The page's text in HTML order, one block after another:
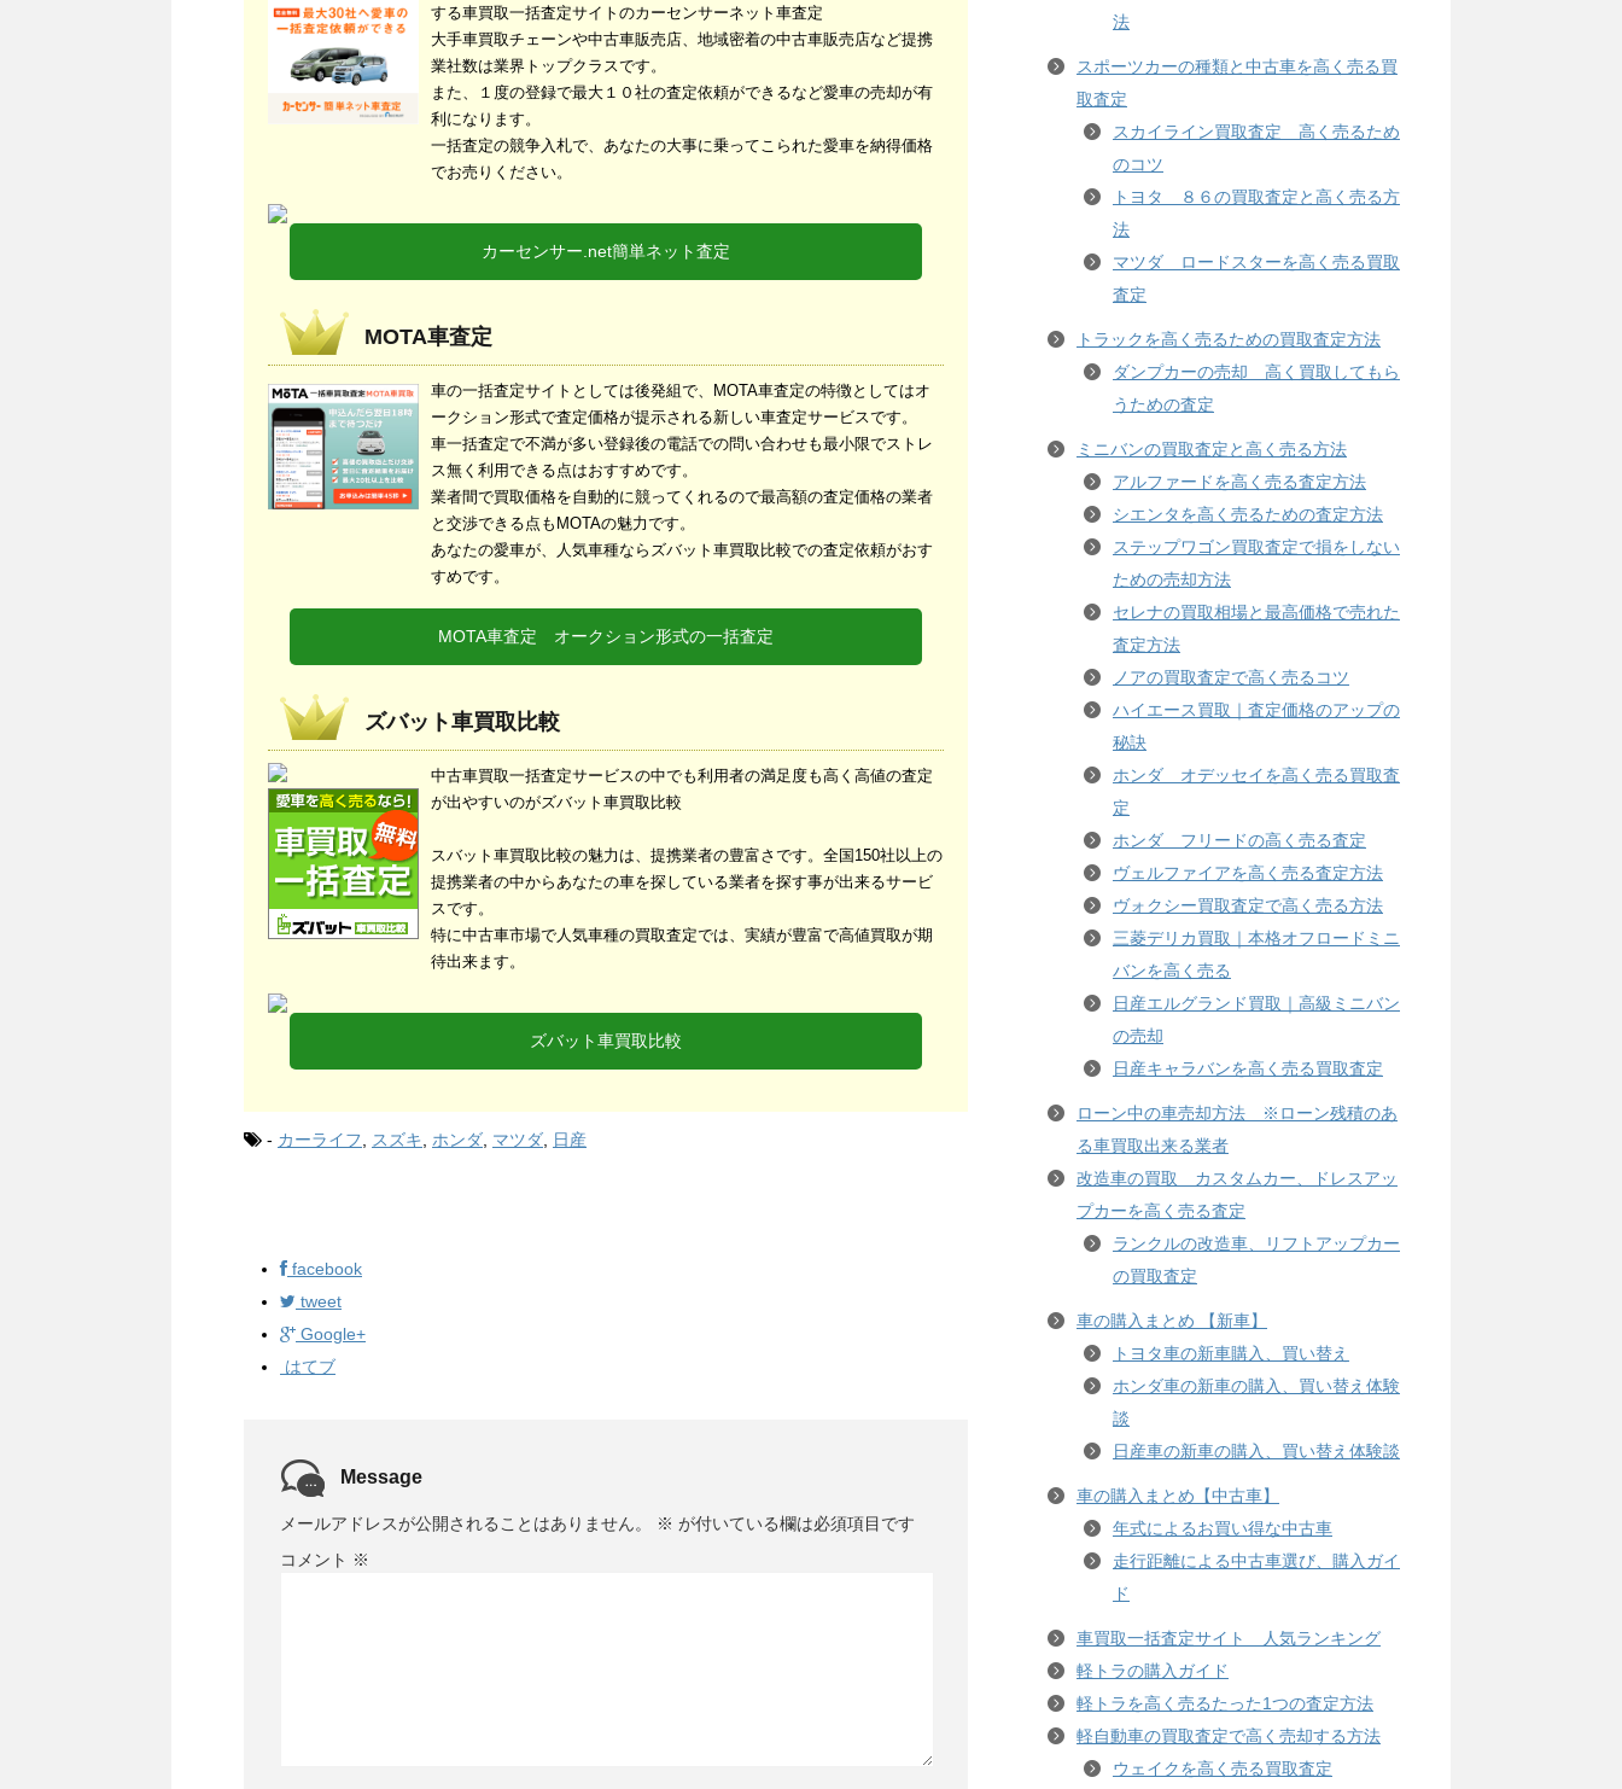
する車買取一括査定サイトのカーセンサーネット車査定
大手車買取チェーンや中古車販売店、地域密着の中古車販売店など提携
業社数は業界トップクラスです。
また、１度の登録で最大１０社の査定依頼ができるなど愛車の売却が有
利になります。
一括査定の競争入札で、あなたの大事に乗ってこられた愛車を納得価格
でお売りください。
カーセンサー.net簡単ネット査定
MOTA車査定
車の一括査定サイトとしては後発組で、MOTA車査定の特徴としてはオ
ークション形式で査定価格が提示される新しい車査定サービスです。
車一括査定で不満が多い登録後の電話での問い合わせも最小限でストレ
ス無く利用できる点はおすすめです。
業者間で買取価格を自動的に競ってくれるので最高額の査定価格の業者
と交渉できる点もMOTAの魅力です。
あなたの愛車が、人気車種ならズバット車買取比較での査定依頼がおす
すめです。
MOTA車査定 オークション形式の一括査定
ズバット車買取比較
中古車買取一括査定サービスの中でも利用者の満足度も高く高値の査定
が出やすいのがズバット車買取比較
スバット車買取比較の魅力は、提携業者の豊富さです。全国150社以上の
提携業者の中からあなたの車を探している業者を探す事が出来るサービ
スです。
特に中古車市場で人気車種の買取査定では、実績が豊富で高値買取が期
待出来ます。
ズバット車買取比較
- カーライフ スズキ ホンダ マツダ 日産
facebook
tweet
Google+
はてブ
Message
メールアドレスが公開されることはありません。 ※ が付いている欄は必須項目です
コメント ※
法
スポーツカーの種類と中古車を高く売る買
取査定
スカイライン買取査定 高く売るため
のコツ
トヨタ ８６の買取査定と高く売る方
法
マツダ ロードスターを高く売る買取
査定
トラックを高く売るための買取査定方法
ダンプカーの売却 高く買取してもら
うための査定
ミニバンの買取査定と高く売る方法
アルファードを高く売る査定方法
シエンタを高く売るための査定方法
ステップワゴン買取査定で損をしない
ための売却方法
セレナの買取相場と最高価格で売れた
査定方法
ノアの買取査定で高く売るコツ
ハイエース買取｜査定価格のアップの
秘訣
ホンダ オデッセイを高く売る買取査
定
ホンダ フリードの高く売る査定
ヴェルファイアを高く売る査定方法
ヴォクシー買取査定で高く売る方法
三菱デリカ買取｜本格オフロードミニ
バンを高く売る
日産エルグランド買取｜高級ミニバン
の売却
日産キャラバンを高く売る買取査定
ローン中の車売却方法 ※ローン残積のあ
る車買取出来る業者
改造車の買取 カスタムカー、ドレスアッ
プカーを高く売る査定
ランクルの改造車、リフトアップカー
の買取査定
車の購入まとめ 【新車】
トヨタ車の新車購入、買い替え
ホンダ車の新車の購入、買い替え体験
談
日産車の新車の購入、買い替え体験談
車の購入まとめ【中古車】
年式によるお買い得な中古車
走行距離による中古車選び、購入ガイ
ド
車買取一括査定サイト 人気ランキング
軽トラの購入ガイド
軽トラを高く売るたった1つの査定方法
軽自動車の買取査定で高く売却する方法
ウェイクを高く売る買取査定